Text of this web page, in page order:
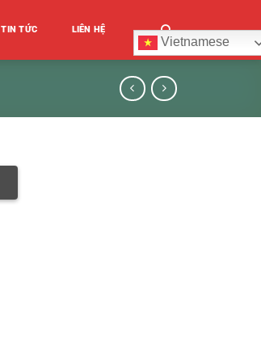
TIN TỨC LIÊN HỆ
Vietnamese